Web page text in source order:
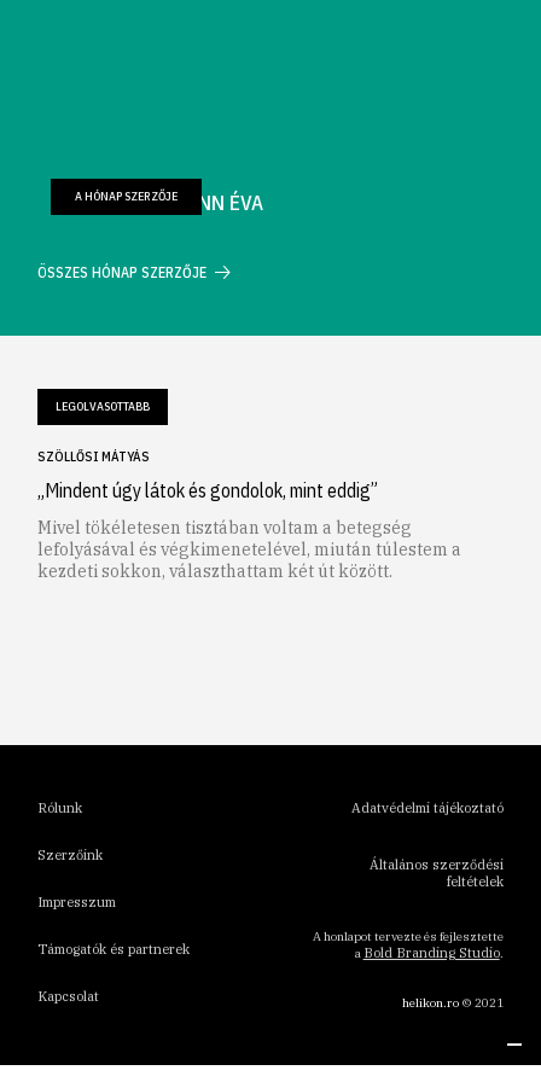
FARKAS WELLMANN ÉVA
A HÓNAP SZERZŐJE
ÖSSZES HÓNAP SZERZŐJE
LEGOLVASOTTABB
SZÖLLŐSI MÁTYÁS
„Mindent úgy látok és gondolok, mint eddig”
Mivel tökéletesen tisztában voltam a betegség
lefolyásával és végkimenetelével, miután túlestem a
kezdeti sokkon, választhattam két út között.
Rólunk
Szerzőink
Impresszum
Támogatók és partnerek
Kapcsolat
Adatvédelmi tájékoztató
Általános szerződési
feltételek
A honlapot tervezte és fejlesztette
a Bold Branding Studio.
helikon.ro© 2021